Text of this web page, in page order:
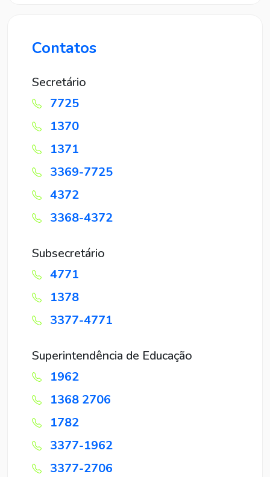
Contatos
Secretário
7725
1370
1371
3369-7725
4372
3368-4372
Subsecretário
4771
1378
3377-4771
Superintendência de Educação
1962
1368 2706
1782
3377-1962
3377-2706